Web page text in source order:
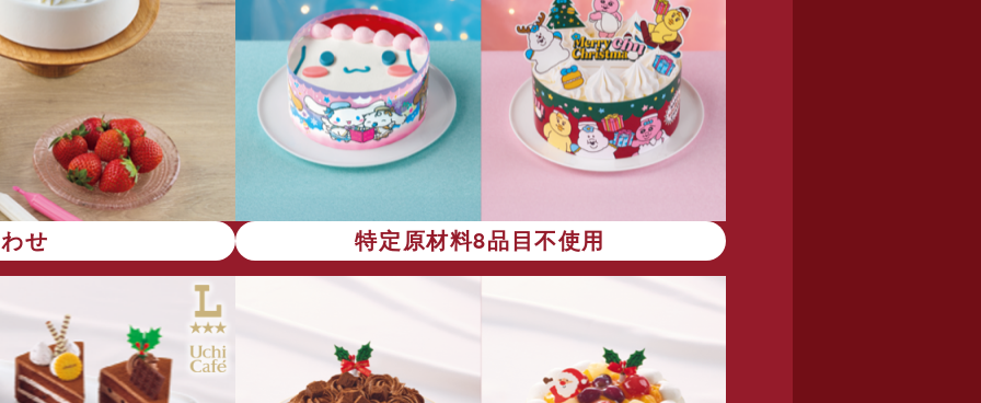
せ 特定原材料8品目不使用